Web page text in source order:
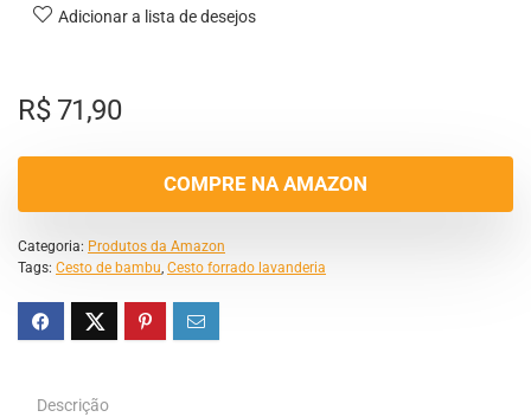
Adicionar a lista de desejos
R$71,90
COMPRE NA AMAZON
Categoria: Produtos da Amazon
Tags: Cesto de bambu, Cesto forrado lavanderia
Descrição